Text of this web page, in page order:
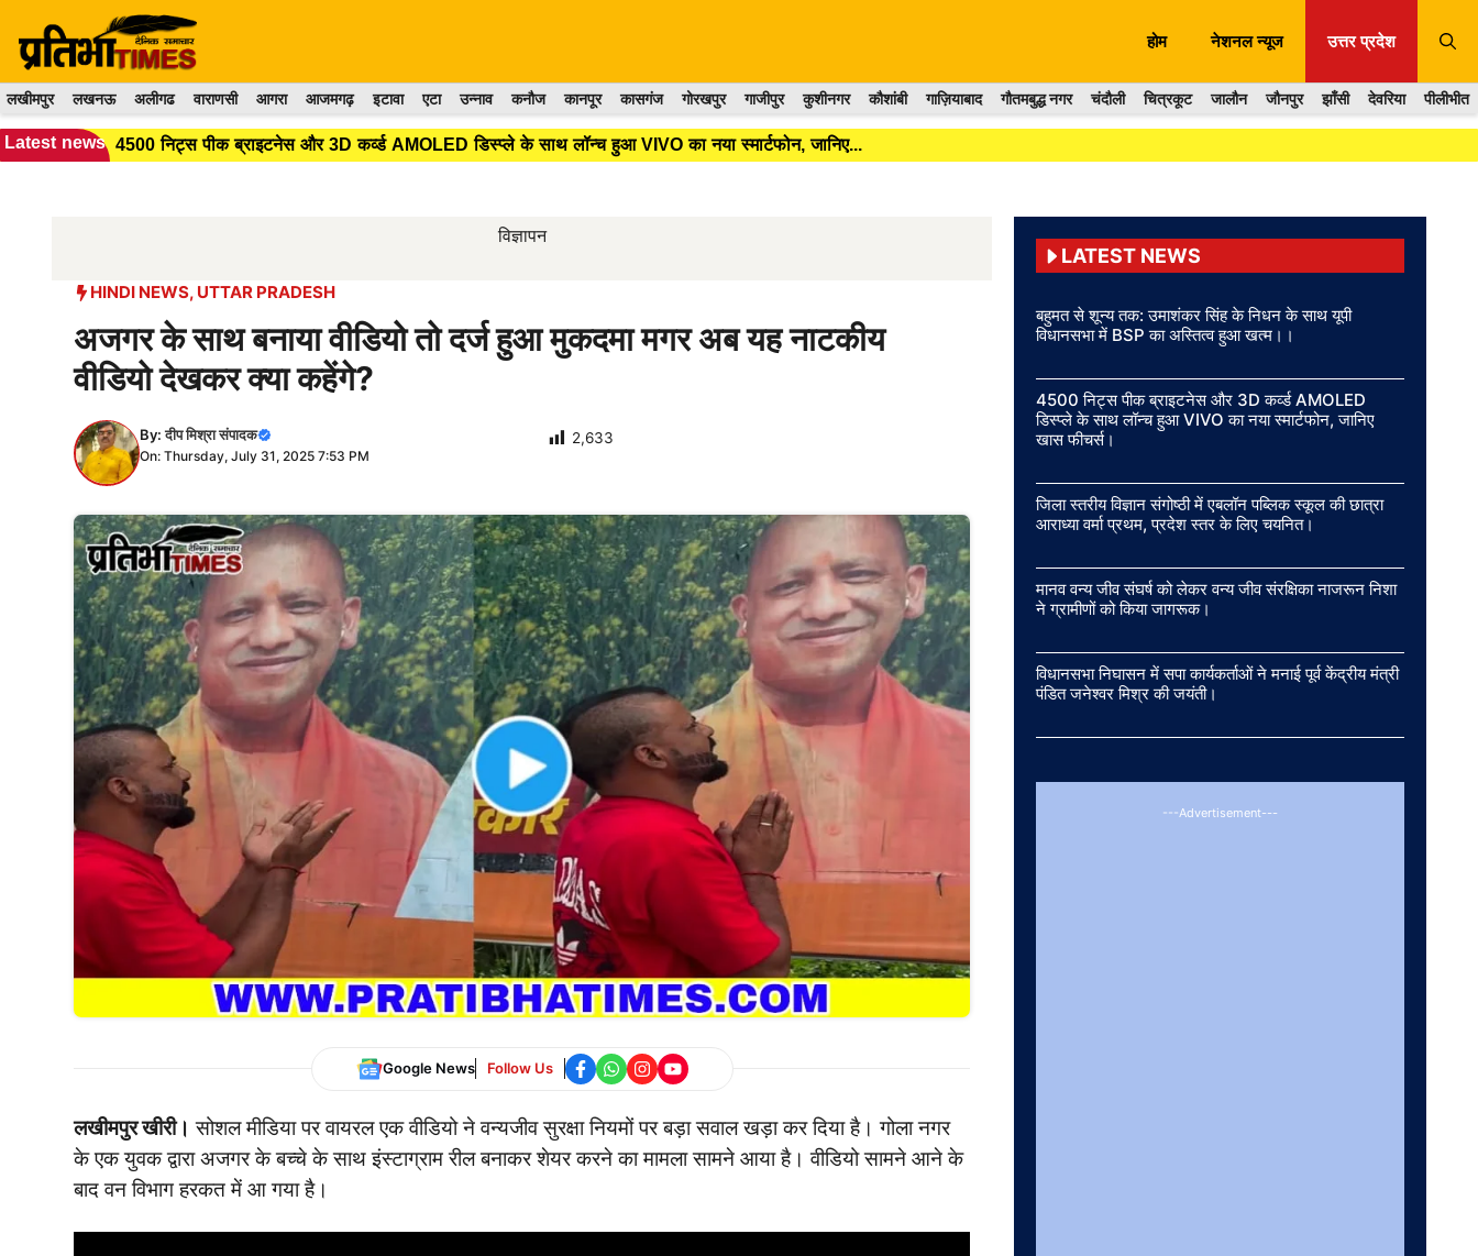
content
होम नेशनल न्यूज उत्तर प्रदेश
लखीमपुर लखनऊ अलीगढ वाराणसी आगरा आजमगढ़ इटावा एटा उन्नाव कनौज कानपूर कासगंज गोरखपुर गाजीपुर कुशीनगर कौशांबी गाज़ियाबाद गौतमबुद्ध नगर चंदौली चित्रकूट जालौन जौनपुर झाँसी देवरिया पीलीभीत
Latest news 4500 निट्स पीक ब्राइटनेस और 3D कर्व्ड AMOLED डिस्प्ले के साथ लॉन्च हुआ VIVO का नया स्मार्टफोन, जानिए...
विज्ञापन
HINDI NEWS, UTTAR PRADESH
अजगर के साथ बनाया वीडियो तो दर्ज हुआ मुकदमा मगर अब यह नाटकीय
वीडियो देखकर क्या कहेंगे?
By:दीप मिश्रा संपादक
On: Thursday, July 31, 2025 7:53 PM
2,633
Google News Follow Us
लखीमपुर खीरी। सोशल मीडिया पर वायरल एक वीडियो ने वन्यजीव सुरक्षा नियमों पर बड़ा सवाल खड़ा कर दिया है। गोला नगर
के एक युवक द्वारा अजगर के बच्चे के साथ इंस्टाग्राम रील बनाकर शेयर करने का मामला सामने आया है। वीडियो सामने आने के
बाद वन विभाग हरकत में आ गया है।
LATEST NEWS
बहुमत से शून्य तक: उमाशंकर सिंह के निधन के साथ यूपी
विधानसभा में BSP का अस्तित्व हुआ खत्म।।
4500 निट्स पीक ब्राइटनेस और 3D कर्व्ड AMOLED
डिस्प्ले के साथ लॉन्च हुआ VIVO का नया स्मार्टफोन, जानिए
खास फीचर्स।
जिला स्तरीय विज्ञान संगोष्ठी में एबलॉन पब्लिक स्कूल की छात्रा
आराध्या वर्मा प्रथम, प्रदेश स्तर के लिए चयनित।
मानव वन्य जीव संघर्ष को लेकर वन्य जीव संरक्षिका नाजरून निशा
ने ग्रामीणों को किया जागरूक।
विधानसभा निघासन में सपा कार्यकर्ताओं ने मनाई पूर्व केंद्रीय मंत्री
पंडित जनेश्वर मिश्र की जयंती।
---Advertisement---